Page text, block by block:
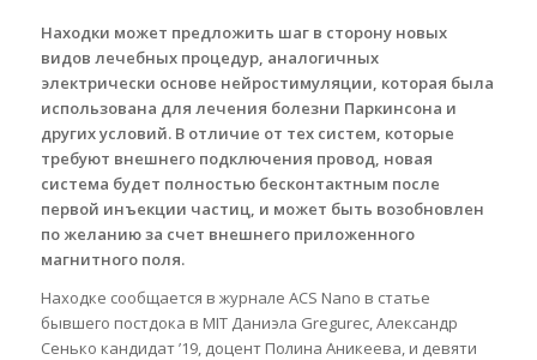
Находки может предложить шаг в сторону новых
видов лечебных процедур, аналогичных
электрически основе нейростимуляции, которая была
использована для лечения болезни Паркинсона и
других условий. В отличие от тех систем, которые
требуют внешнего подключения провод, новая
система будет полностью бесконтактным после
первой инъекции частиц, и может быть возобновлен
по желанию за счет внешнего приложенного
магнитного поля.
Находке сообщается в журнале ACS Nano в статье
бывшего постдока в MIT Даниэла Gregurec, Александр
Сенько кандидат ’19, доцент Полина Аникеева, и девяти